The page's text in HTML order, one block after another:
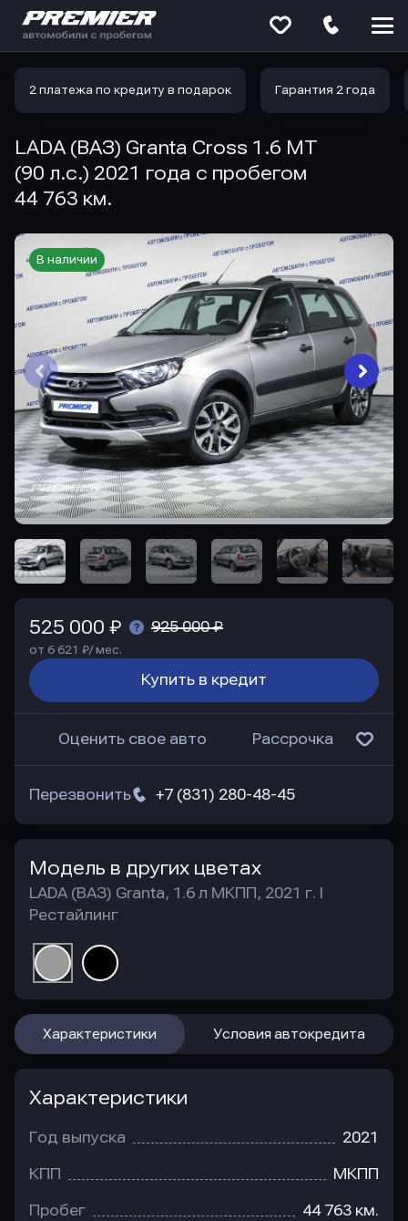
2 платежа по кредиту в подарок Гарантия 2 года
LADA (ВАЗ) Granta Cross 1.6 MT
(90 л.с.) 2021 года с пробегом
44 763 км.
В наличии
525 000 ₽ 925 000 ₽
от 6 621 ₽/ мес.
Купить в кредит
Оценить свое авто Рассрочка
+7 (831) 280-48-45
Перезвонить
Модель в других цветах
LADA (ВАЗ) Granta, 1.6 л МКПП, 2021 г. I
Рестайлинг
Характеристики Условия автокредита
Характеристики
Год выпуска 2021
КПП МКПП
Пробег 44 763 км.